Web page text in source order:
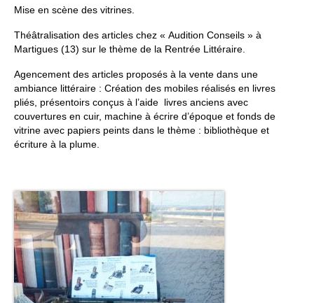
FORMATIONS DE FORMATEURS
CONSEILS & PRESTATIONS
REALISATIONS
CONTACT
Mise en scène des vitrines.
Théâtralisation des articles chez « Audition Conseils » à
Martigues (13) sur le thème de la Rentrée Littéraire.
Agencement des articles proposés à la vente dans une
ambiance littéraire : Création des mobiles réalisés en livres
pliés, présentoirs conçus à l’aide livres anciens avec
couvertures en cuir, machine à écrire d’époque et fonds de
vitrine avec papiers peints dans le thème : bibliothèque et
écriture à la plume.